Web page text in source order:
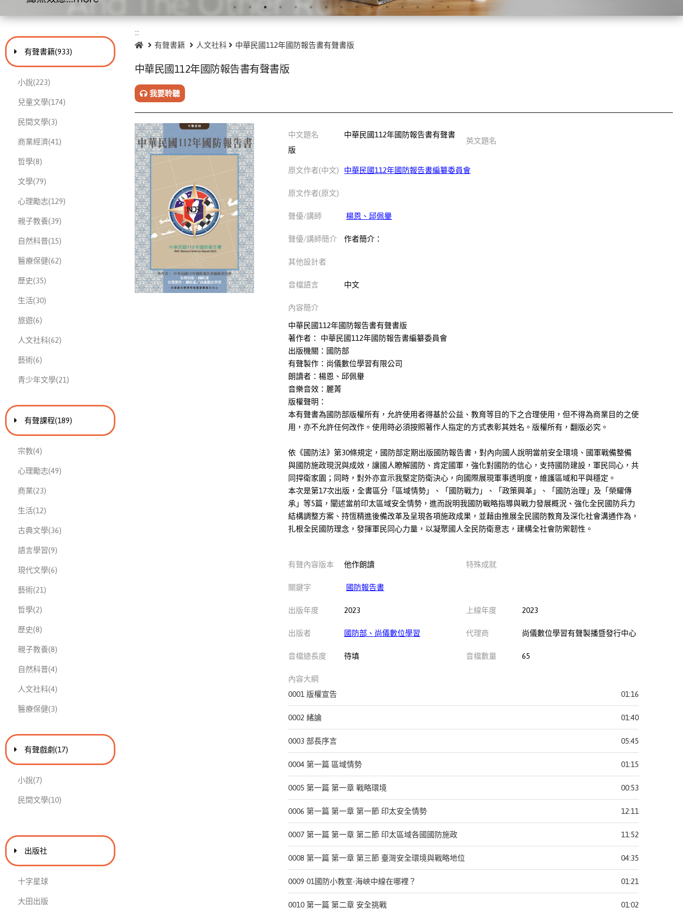
進入
有聲書籍此分類有
(933)
小說此分類有
(223)
兒童文學此分類有
(174)
民間文學此分類有
(3)
商業經濟此分類有
(41)
哲學此分類有
(8)
文學此分類有
(79)
心理勵志此分類有
(129)
親子教養此分類有
(39)
自然科普此分類有
(15)
醫療保健此分類有
(62)
歷史此分類有
(35)
生活此分類有
(30)
旅遊此分類有
(6)
人文社科此分類有
(62)
藝術此分類有
(6)
青少年文學此分類有
(21)
進入
有聲課程此分類有
(189)
宗教此分類有
(4)
心理勵志此分類有
(49)
商業此分類有
(23)
生活此分類有
(12)
古典文學此分類有
(36)
語言學習此分類有
(9)
現代文學此分類有
(6)
藝術此分類有
(21)
哲學此分類有
(2)
歷史此分類有
(8)
親子教養此分類有
(8)
自然科普此分類有
(4)
人文社科此分類有
(4)
醫療保健此分類有
(3)
進入
有聲戲劇此分類有
(17)
小說此分類有
(7)
民間文學此分類有
(10)
出版社
十字星球
大田出版
:::
首頁有聲書籍 人文社科 中華民國112年國防報告書有聲書版
中華民國112年國防報告書有聲書版
我要聆聽
中文題名
中華民國112年國防報告書有聲書
版
英文題名
原文作者(中文) 中華民國112年國防報告書編纂委員會
原文作者(原文)
聲優/講師 楊恩、邱佩轝
聲優/講師簡介 作者簡介：
其他設計者
音檔語言 中文
內容簡介
中華民國112年國防報告書有聲書版
著作者： 中華民國112年國防報告書編纂委員會
出版機關：國防部
有聲製作：尚儀數位學習有限公司
朗讀者：楊恩、邱佩轝
音樂音效：麗菁
版權聲明：
本有聲書為國防部版權所有，允許使用者得基於公益、教育等目的下之合理使用，但不得為商業目的之使
用，亦不允許任何改作。使用時必須按照著作人指定的方式表彰其姓名。版權所有，翻版必究。
依《國防法》第30條規定，國防部定期出版國防報告書，對內向國人說明當前安全環境、國軍戰備整備
與國防施政現況與成效，讓國人瞭解國防、肯定國軍，強化對國防的信心，支持國防建設，軍民同心，共
同捍衛家園；同時，對外亦宣示我堅定防衛決心，向國際展現軍事透明度，維護區域和平與穩定。
本次是第17次出版，全書區分「區域情勢」、「國防戰力」、「政策興革」、「國防治理」及「榮耀傳
承」等5篇，闡述當前印太區域安全情勢，進而說明我國防戰略指導與戰力發展概況、強化全民國防兵力
結構調整方案、持恆精進後備改革及呈現各項施政成果，並藉由推展全民國防教育及深化社會溝通作為，
扎根全民國防理念，發揮軍民同心力量，以凝聚國人全民防衛意志，建構全社會防禦韌性。
有聲內容版本 他作朗讀 特殊成就
關鍵字 國防報告書
出版年度 2023 上線年度 2023
出版者 國防部、尚儀數位學習 代理商 尚儀數位學習有聲製播暨發行中心
音檔總長度 待填 音檔數量 65
內容大綱
0001 版權宣告
01:16
0002 緒論 01:40
0003 部長序言 05:45
0004 第一篇 區域情勢 01:15
0005 第一篇 第一章 戰略環境 00:53
0006 第一篇 第一章 第一節 印太安全情勢 12:11
0007 第一篇 第一章 第二節 印太區域各國國防施政 11:52
0008 第一篇 第一章 第三節 臺灣安全環境與戰略地位 04:35
0009 01國防小教室-海峽中線在哪裡？ 01:21
0010 第一篇 第二章 安全挑戰 01:02